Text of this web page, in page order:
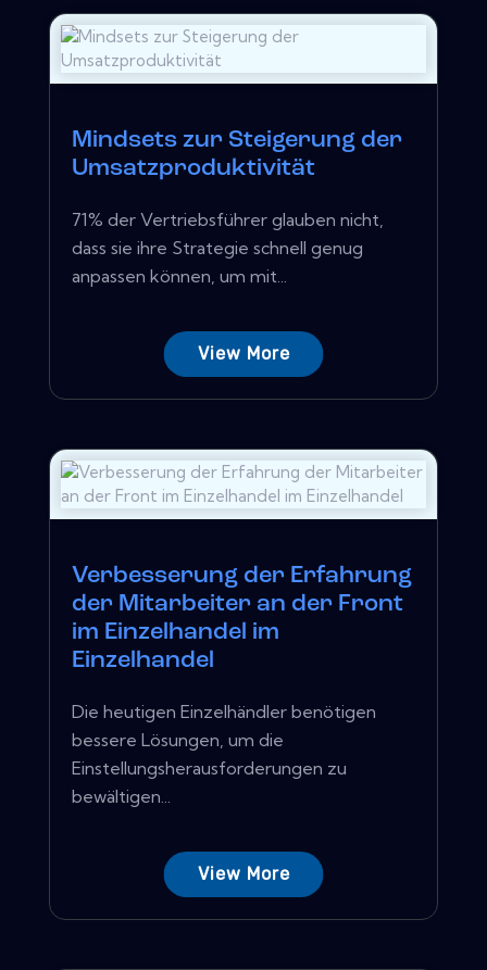
Mindsets zur Steigerung der
Umsatzproduktivität
71% der Vertriebsführer glauben nicht,
dass sie ihre Strategie schnell genug
anpassen können, um mit...
View More
Verbesserung der Erfahrung
der Mitarbeiter an der Front
im Einzelhandel im
Einzelhandel
Die heutigen Einzelhändler benötigen
bessere Lösungen, um die
Einstellungsherausforderungen zu
bewältigen...
View More